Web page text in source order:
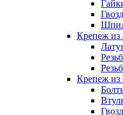
Крепеж из
Крепеж из